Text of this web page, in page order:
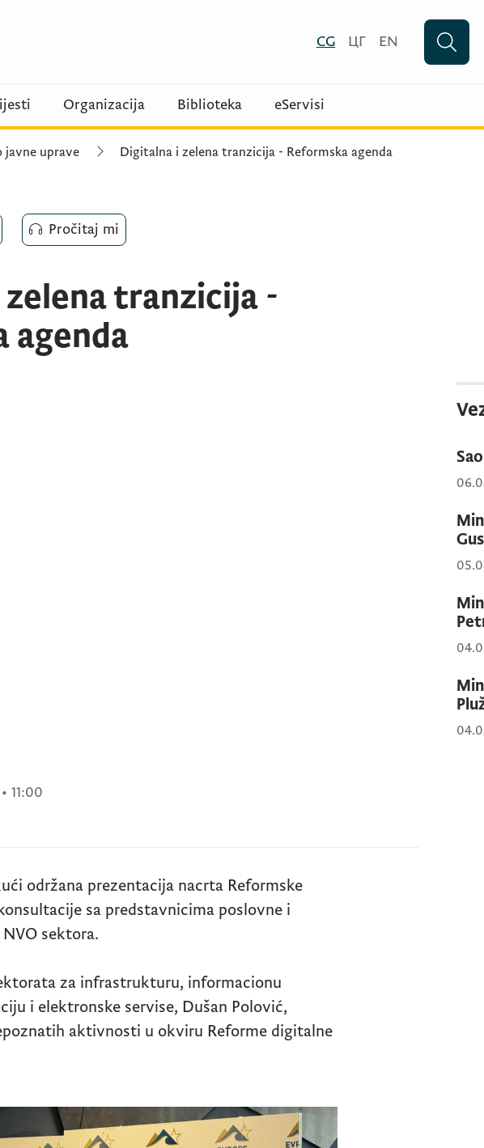
CG ЦГ EN
Organizacija Biblioteka eServisi
uprave Digitalna i zelena tranzicija - Reformska agenda
Pročitaj mi
tranzicija -
agenda
• 11:00
održana prezentacija nacrta Reformske
sa predstavnicima poslovne i
sektora.
za infrastrukturu, informacionu
i elektronske servise, Dušan Polović,
aktivnosti u okviru Reforme digitalne